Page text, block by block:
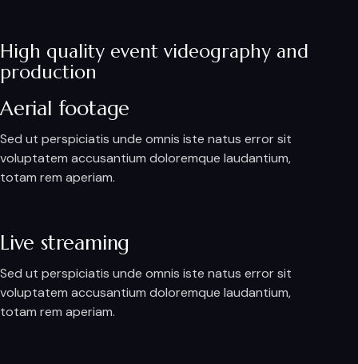
High quality event videography and
production
Aerial footage
Sed ut perspiciatis unde omnis iste natus error sit
voluptatem accusantium doloremque laudantium,
totam rem aperiam.
Live streaming
Sed ut perspiciatis unde omnis iste natus error sit
voluptatem accusantium doloremque laudantium,
totam rem aperiam.